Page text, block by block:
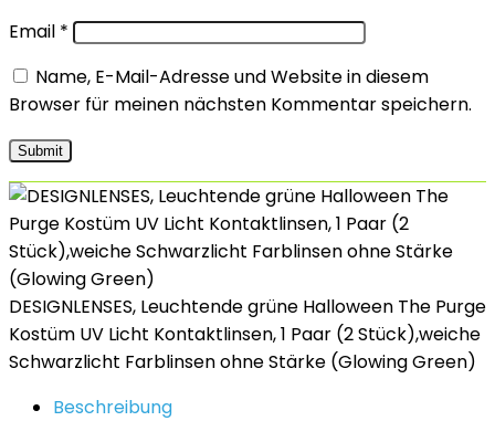
Email *
Name, E-Mail-Adresse und Website in diesem
Browser für meinen nächsten Kommentar speichern.
DESIGNLENSES, Leuchtende grüne Halloween The Purge
Kostüm UV Licht Kontaktlinsen, 1 Paar (2 Stück),weiche
Schwarzlicht Farblinsen ohne Stärke (Glowing Green)
Beschreibung